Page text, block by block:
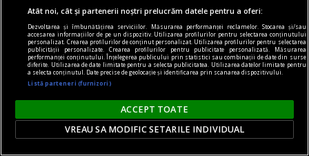
publicitate
Caserole pentru mîncare de unică folosință
disponibile la Snick Ambalaje
Acest concept este unul care reușește să atragă
mulți clienți, consumatori totodată.
Atât noi, cât și partenerii noștri prelucrăm datele pentru a oferi:
Dezvoltarea și îmbunătățirea serviciilor. Măsurarea performanței reclamelor. Stocarea și/sau
accesarea informațiilor de pe un dispozitiv. Utilizarea profilurilor pentru selectarea conținutului
personalizat. Crearea profilurilor de conținut personalizat. Utilizarea profilurilor pentru selectarea
publicității personalizate. Crearea profilurilor pentru publicitate personalizată. Măsurarea
performanței conținutului. Înțelegerea publicului prin statistici sau combinații de date din surse
diferite. Utilizarea de date limitate pentru a selecta publicitatea. Utilizarea datelor limitate pentru
a selecta conținutul. Date precise de geolocație și identificarea prin scanarea dispozitivului.
Listă parteneri (furnizori)
ACCEPT TOATE
VREAU SA MODIFIC SETARILE INDIVIDUAL